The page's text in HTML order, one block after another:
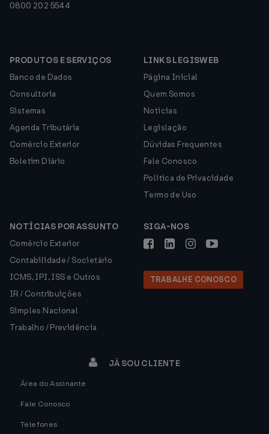
0800 202 5544
PRODUTOS E SERVIÇOS
Banco de Dados
Consultoria
Sistemas
Agenda Tributária
Comércio Exterior
Boletim Diário
LINKS LEGISWEB
Página Inicial
Quem Somos
Notícias
Legislação
Dúvidas Frequentes
Fale Conosco
Política de Privacidade
Termo de Uso
NOTÍCIAS POR ASSUNTO
Comércio Exterior
Contabilidade / Societário
ICMS, IPI, ISS e Outros
IR / Contribuições
Simples Nacional
Trabalho / Previdência
SIGA-NOS
TRABALHE CONOSCO
JÁ SOU CLIENTE
Área do Assinante
Fale Conosco
Telefones